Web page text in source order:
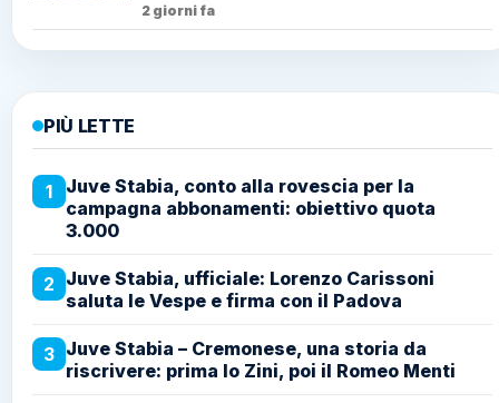
2 giorni fa
PIÙ LETTE
1
Juve Stabia, conto alla rovescia per la
campagna abbonamenti: obiettivo quota
3.000
2 Juve Stabia, ufficiale: Lorenzo Carissoni
saluta le Vespe e firma con il Padova
3 Juve Stabia – Cremonese, una storia da
riscrivere: prima lo Zini, poi il Romeo Menti